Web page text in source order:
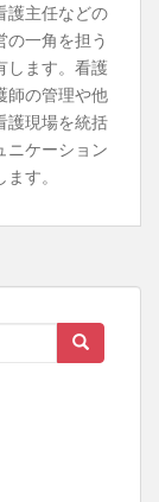
護主任などの
一角を担う
します。看護
師の管理や他
護現場を統括
ニケーション
す。